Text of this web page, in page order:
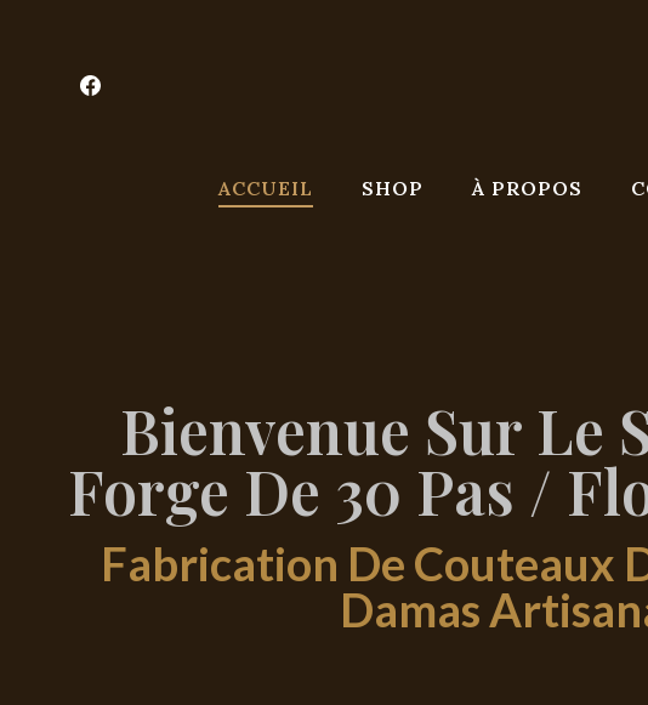
ACCUEIL SHOP À PROPOS
Bienvenue Sur Le
Forge De 30 Pas /
Fabrication De Couteaux
Damas